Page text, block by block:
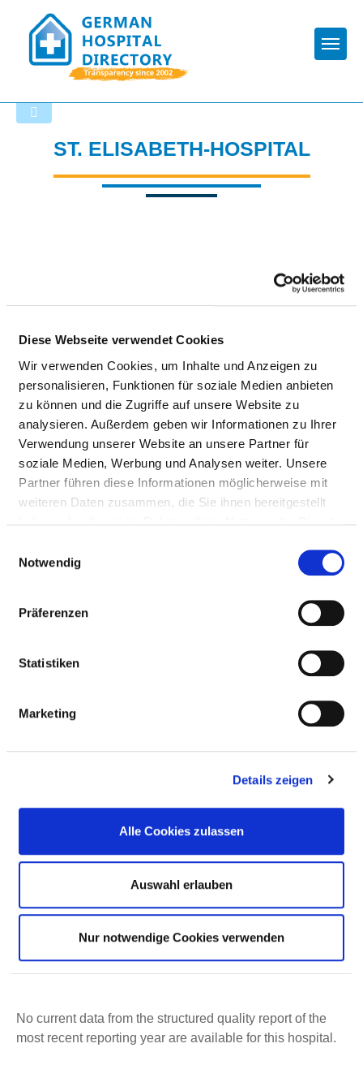
Diese Webseite verwendet Cookies
Wir verwenden Cookies, um Inhalte und Anzeigen zu
personalisieren, Funktionen für soziale Medien anbieten
zu können und die Zugriffe auf unsere Website zu
analysieren. Außerdem geben wir Informationen zu Ihrer
Verwendung unserer Website an unsere Partner für
soziale Medien, Werbung und Analysen weiter. Unsere
Partner führen diese Informationen möglicherweise mit
weiteren Daten zusammen, die Sie ihnen bereitgestellt
Notwendig
Präferenzen
Statistiken
Marketing
Details zeigen
Alle Cookies zulassen
Auswahl erlauben
Nur notwendige Cookies verwenden
ST. ELISABETH-HOSPITAL
ST. ELISABETH-HOSPITAL
Bleichstraße 15
Phone:0234-509-3700
No current data from the structured quality report of the
most recent reporting year are available for this hospital.